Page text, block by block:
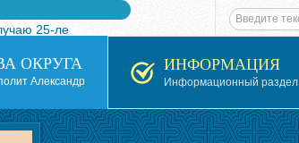
25-ле
летию обр
в 1927–19
ОКРУГА
Александр
ИНФОРМАЦИЯ
Информационный раздел